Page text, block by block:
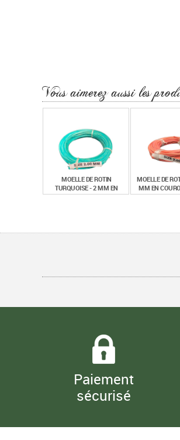
Vous aimerez aussi les
MOELLE DE ROTIN
TURQUOISE - 2 MM EN
COURONNE 20 GR
MOELLE DE
MM EN
MM EN COURONNE 20 GR
€
TTC
EN
Paiement
sécurisé